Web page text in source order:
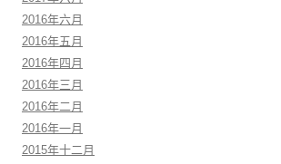
2016年六月
2016年五月
2016年四月
2016年三月
2016年二月
2016年一月
2015年十二月